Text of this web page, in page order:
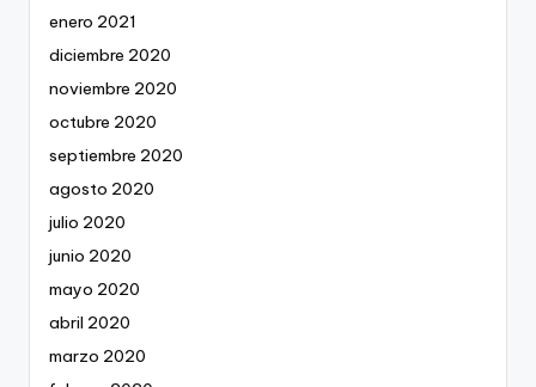
enero 2021
diciembre 2020
noviembre 2020
octubre 2020
septiembre 2020
agosto 2020
julio 2020
junio 2020
mayo 2020
abril 2020
marzo 2020